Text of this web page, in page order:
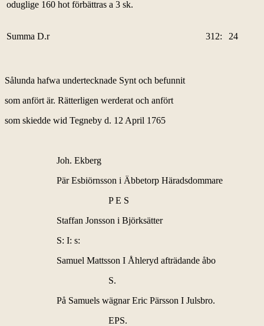
oduglige 160 hot förbättras a 3 sk.
Summa D.r 312: 24
Sålunda hafwa undertecknade Synt och befunnit
som anfört är. Rätterligen werderat och anfört
som skiedde wid Tegneby d. 12 April 1765
Joh. Ekberg
Pär Esbiörnsson i Äbbetorp Häradsdommare
P E S
Staffan Jonsson i Björksätter
S: I: s:
Samuel Mattsson I Åhleryd afträdande åbo
S.
På Samuels wägnar Eric Pärsson I Julsbro.
EPS.